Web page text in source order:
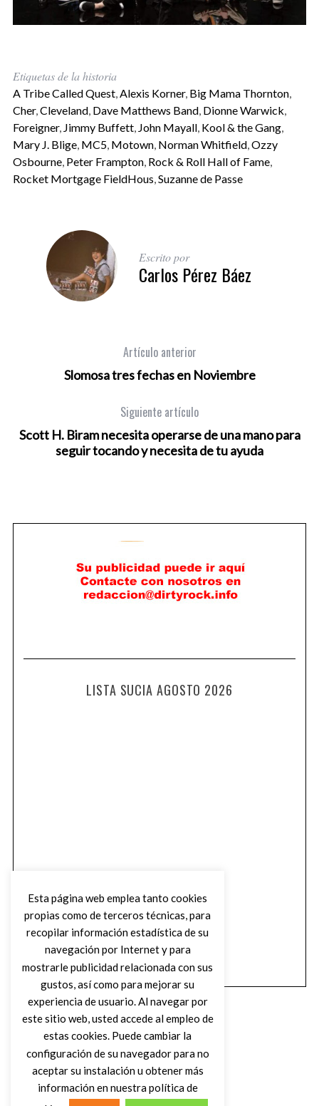
Etiquetas de la historia
A Tribe Called Quest,Alexis Korner, Big Mama Thornton,
Cher,Cleveland, Dave Matthews Band, Dionne Warwick,
Foreigner, Jimmy Buffett, John Mayall, Kool & the Gang,
Mary J. Blige, MC5, Motown, Norman Whitfield,Ozzy
Osbourne, Peter Frampton, Rock & Roll Hall of Fame,
Rocket Mortgage FieldHous,Suzanne de Passe
Escrito por
Carlos Pérez Báez
Artículo anterior
Slomosa tres fechas en Noviembre
Siguiente artículo
Scott H. Biram necesita operarse de una mano para
seguir tocando y necesita de tu ayuda
LISTA SUCIA AGOSTO 2026
Esta página web emplea tanto cookies
propias como de terceros técnicas, para
recopilar información estadística de su
navegación por Internet y para
mostrarle publicidad relacionada con sus
gustos, así como para mejorar su
experiencia de usuario. Al navegar por
este sitio web, usted accede al empleo de
estas cookies. Puede cambiar la
configuración de su navegador para no
aceptar su instalación u obtener más
información en nuestra política de